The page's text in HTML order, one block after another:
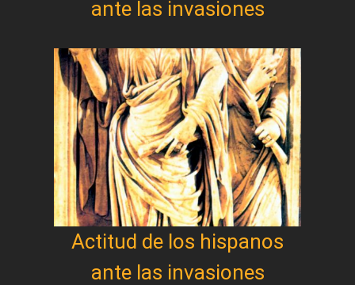
ante las invasiones
Actitud de los hispanos
ante las invasiones